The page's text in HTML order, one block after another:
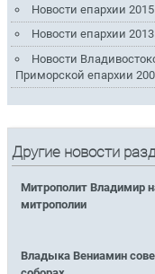
Новости епархии 2015
Новости епархии 2013
Новости
Приморской епархии
Другие новости
Митрополит Владимир
митрополии
Владыка Вениамин